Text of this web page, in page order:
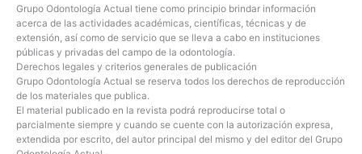
Grupo Odontología Actual tiene como principio brindar información
acerca de las actividades académicas, científicas, técnicas y de
extensión, así como de servicio que se lleva a cabo en instituciones
públicas y privadas del campo de la odontología.
Derechos legales y criterios generales de publicación
Grupo Odontología Actual se reserva todos los derechos de reproducción
de los materiales que publica.
El material publicado en la revista podrá reproducirse total o
parcialmente siempre y cuando se cuente con la autorización expresa,
extendida por escrito, del autor principal del mismo y del editor del Grupo